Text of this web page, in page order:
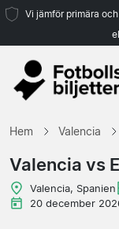
Vi jämför primära
Hem Valencia
Valencia vs
Valencia, Spanien
20 december